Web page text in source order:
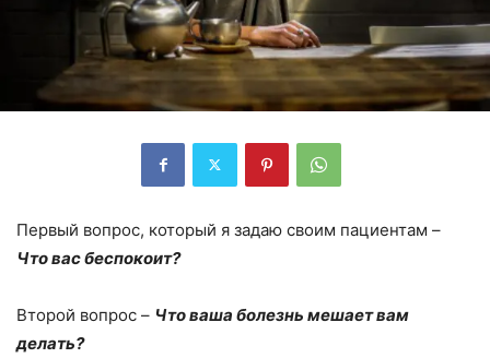
Первый вопрос, который я задаю своим пациентам –
Что вас беспокоит?
Второй вопрос – Что ваша болезнь мешает вам
делать?